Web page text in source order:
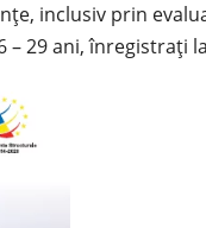
inclusiv prin
29 ani, înregistrați